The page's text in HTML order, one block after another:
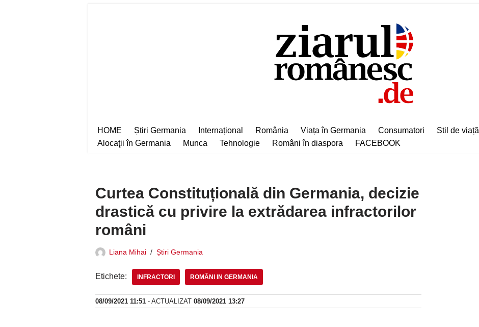
HOME Știri Germania Internațional România Viața în Germania Consumatori Stil de viață
Alocaţii în Germania
Munca Tehnologie Români în diaspora FACEBOOK
Curtea Constituțională din Germania, decizie
drastică cu privire la extrădarea infractorilor
români
Liana Mihai Știri Germania
Etichete: INFRACTORI ROMÂNI IN GERMANIA
08/09/2021 11:51 - ACTUALIZAT 08/09/2021 13:27